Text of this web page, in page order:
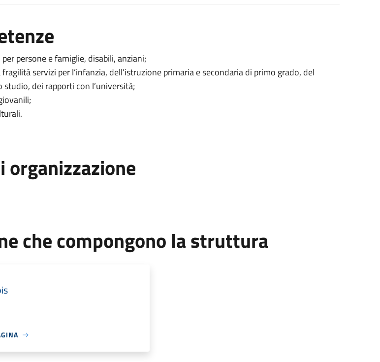
persone e famiglie, disabili, anziani;
servizi per l’infanzia, dell’istruzione primaria e secondaria di primo grado, del
dei rapporti con l’università;
organizzazione
che compongono la struttura